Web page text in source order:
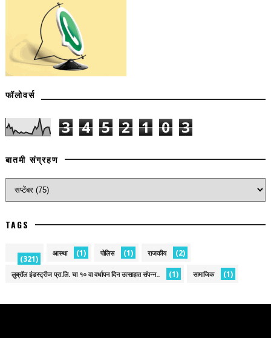
फॉलोवर्स
3 4 5 2 1 0 3
बातमी संग्रहण
TAGS
(321)
आस्था (1) पोलिस (1) राजकीय (2)
लुब्रॉल इंडस्ट्रीज प्रा.लि. चा १० वा वर्धापन दिन उत्साहात संपन्न.. (1) सामाजिक (1)